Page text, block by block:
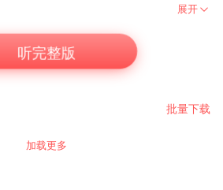
展开
听完整版
批量下载
加载更多